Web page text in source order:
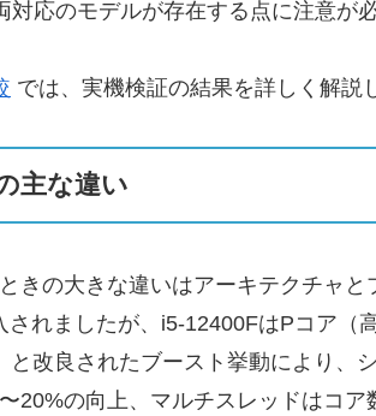
応のモデルが存在する点に注意が
では、実機検証の結果を詳しく解説
主な違い
きの大きな違いはアーキテクチャ
れましたが、i5-12400FはPコア
と改良されたブースト挙動により
20%の向上、マルチスレッドはコ